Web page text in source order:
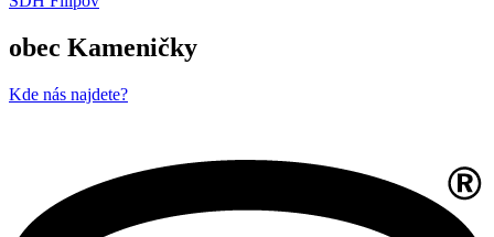
obec Kameničky
Kde nás najdete?